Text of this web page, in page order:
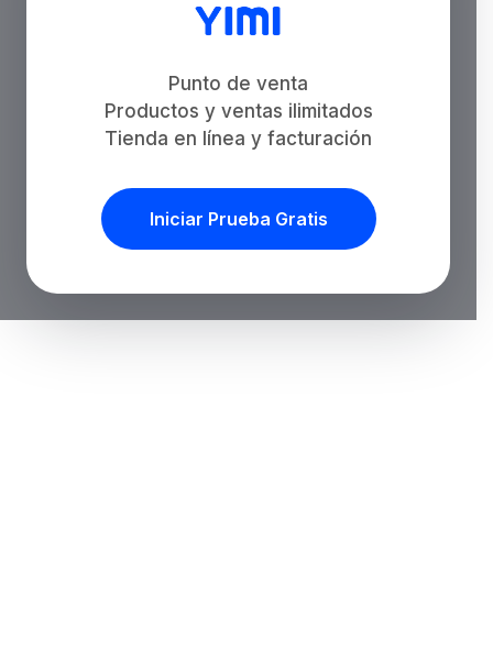
Punto de venta
Productos y ventas ilimitados
Tienda en línea y facturación
Iniciar Prueba Gratis